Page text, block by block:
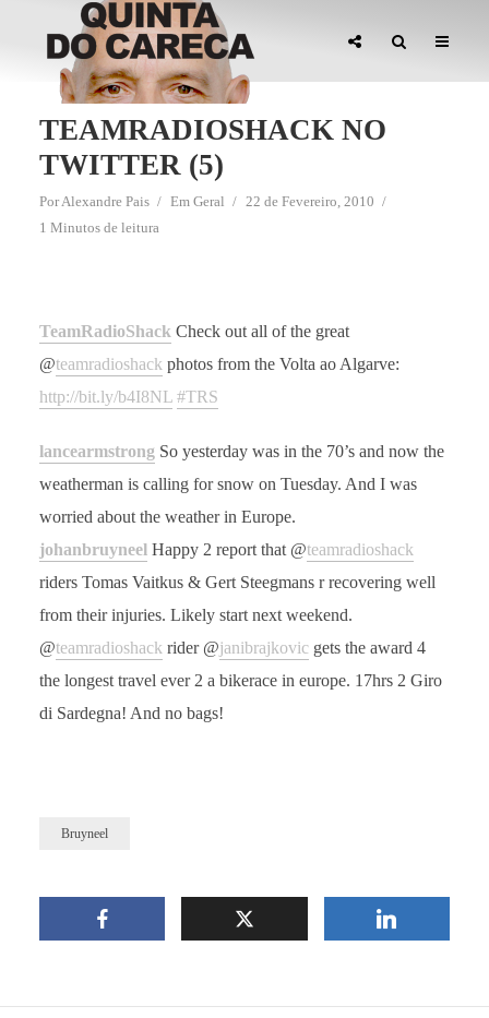
TEAMRADIOSHACK NO
TWITTER (5)
PorAlexandre Pais Em Geral
22 de Fevereiro, 2010
1 Minutos de leitura
TeamRadioShack Check out all of the great
@teamradioshack photos from the Volta ao Algarve:
http://bit.ly/b4I8NL #TRS
lancearmstrong So yesterday was in the 70’s and now the
weatherman is calling for snow on Tuesday. And I was
worried about the weather in Europe.
johanbruyneel Happy 2 report that @teamradioshack
riders Tomas Vaitkus & Gert Steegmans r recovering well
from their injuries. Likely start next weekend.
@teamradioshack rider @janibrajkovicgets the award 4
the longest travel ever 2 a bikerace in europe. 17hrs 2 Giro
di Sardegna! And no bags!
Bruyneel